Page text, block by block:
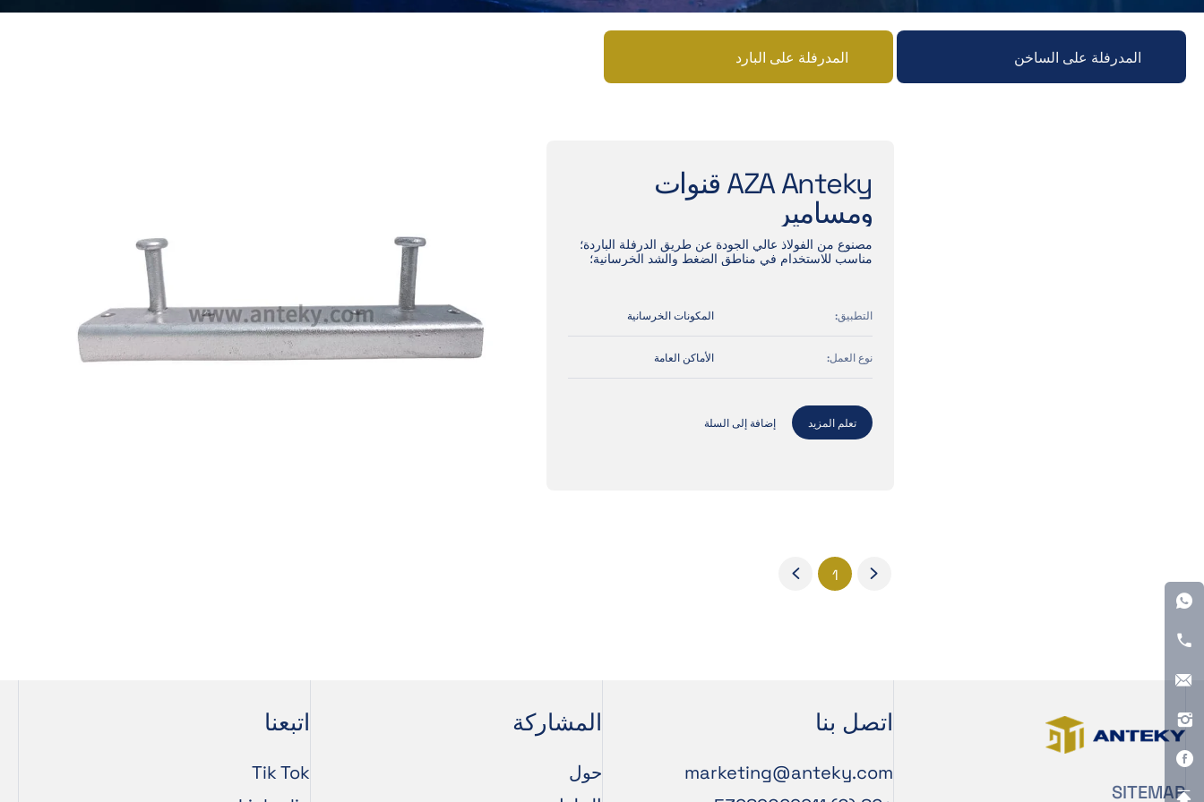
المدرفلة على الساخن المدرفلة على البارد
AZA Anteky قنوات
ومسامير
مصنوع من الفولاذ عالي الجودة عن طريق الدرفلة الباردة؛
مناسب للاستخدام في مناطق الضغط والشد الخرسانية؛
التطبيق: المكونات الخرسانية
نوع العمل: الأماكن العامة
تعلم المزيد إضافة إلى السلة
1
SITEMAP
اتصل بنا
marketing@anteky.com
المشاركة
حول
اتبعنا
Tik Tok